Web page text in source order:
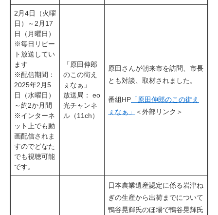
2月4日（火曜
日）～2月17
日（月曜日）
※毎日リピー
ト放送してい
ます
※配信期間：
2025年2月5
日（水曜日）
～約2か月間
※インターネ
ット上でも動
画配信されま
すのでどなた
でも視聴可能
です。
「原田伸郎
のこの街え
ぇなぁ」
放送局： eo
光チャンネ
ル（11ch）
原田さんが朝来市を訪問、市長
とも対談、取材されました。
​​番組HP​ 「原田伸郎のこの街え
ぇなぁ」
＜外部リンク＞
日本農業遺産認定に係る岩津ね
ぎの生産から出荷までについて
鴨谷晃輝氏のほ場で鴨谷晃輝氏